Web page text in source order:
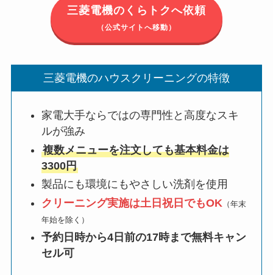
三菱電機のくらトクへ依頼
（公式サイトへ移動）
三菱電機のハウスクリーニングの特徴
家電大手ならではの専門性と高度なスキ
ルが強み
複数メニューを注文しても基本料金は
3300円
製品にも環境にもやさしい洗剤を使用
クリーニング実施は土日祝日でもOK （年末
年始を除く）
予約日時から4日前の17時まで無料キャン
セル可